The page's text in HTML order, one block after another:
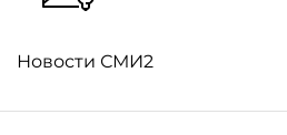
Новости СМИ2